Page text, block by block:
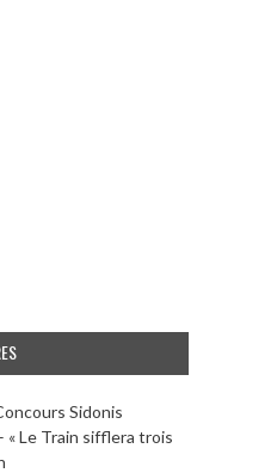
Sidonis
Le Train sifflera trois